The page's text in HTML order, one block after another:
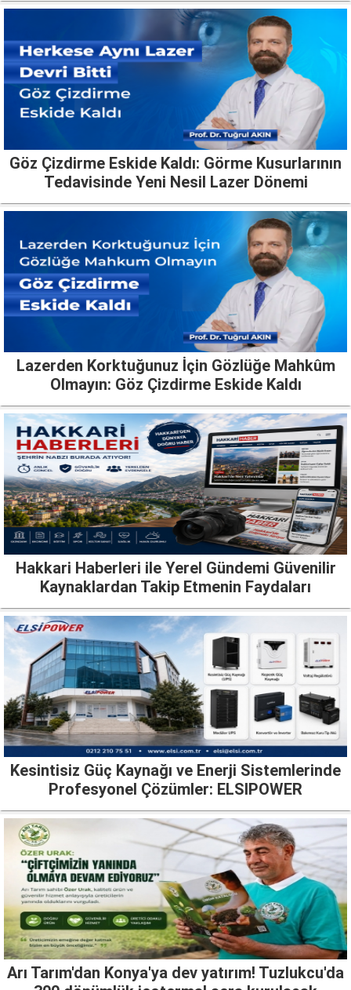
Göz Çizdirme Eskide Kaldı: Görme Kusurlarının
Tedavisinde Yeni Nesil Lazer Dönemi
Lazerden Korktuğunuz İçin Gözlüğe Mahkûm
Olmayın: Göz Çizdirme Eskide Kaldı
Hakkari Haberleri ile Yerel Gündemi Güvenilir
Kaynaklardan Takip Etmenin Faydaları
Kesintisiz Güç Kaynağı ve Enerji Sistemlerinde
Profesyonel Çözümler: ELSIPOWER
Arı Tarım'dan Konya'ya dev yatırım! Tuzlukcu'da